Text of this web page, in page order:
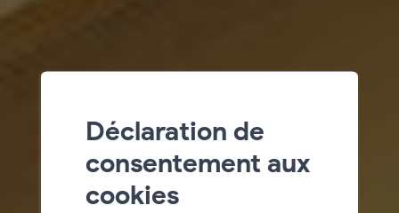
Déclaration de
consentement aux
cookies